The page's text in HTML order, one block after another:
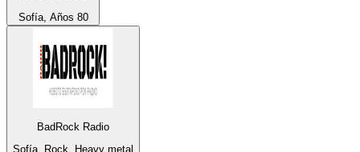
Sofía, Años 80
BadRock Radio
Sofía, Rock, Heavy metal